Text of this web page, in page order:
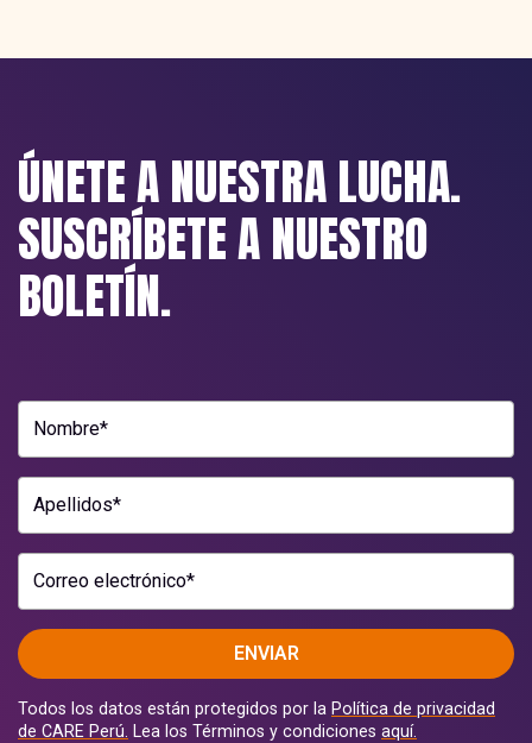
ÚNETE A NUESTRA LUCHA.
SUSCRÍBETE A NUESTRO
BOLETÍN.
Nombre*
Apellidos*
Correo electrónico*
ENVIAR
Todos los datos están protegidos por la Política de privacidad
de CARE Perú. Lea los Términos y condiciones aquí.